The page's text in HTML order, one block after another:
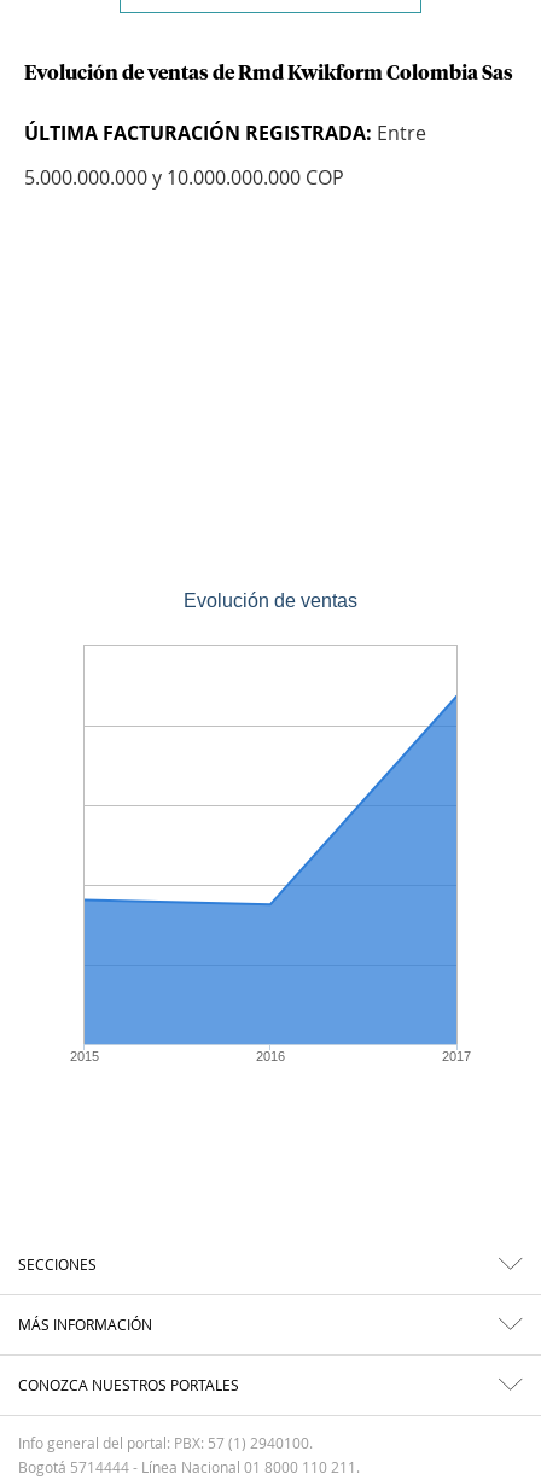
Evolución de ventas de Rmd Kwikform Colombia Sas
ÚLTIMA FACTURACIÓN REGISTRADA: Entre
5.000.000.000 y 10.000.000.000 COP
Evolución de ventas
2015 2016 2017
SECCIONES
MÁS INFORMACIÓN
CONOZCA NUESTROS PORTALES
Info general del portal: PBX: 57 (1) 2940100.
Bogotá 5714444 - Línea Nacional 01 8000 110 211.